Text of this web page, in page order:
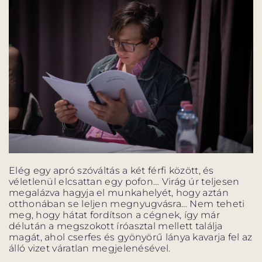
Elég egy apró szóváltás a két férfi között, és
véletlenül elcsattan egy pofon… Virág úr teljesen
megalázva hagyja el munkahelyét, hogy aztán
otthonában se leljen megnyugvásra… Nem teheti
meg, hogy hátat fordítson a cégnek, így már
délután a megszokott íróasztal mellett találja
magát, ahol cserfes és gyönyörű lánya kavarja fel az
álló vizet váratlan megjelenésével.